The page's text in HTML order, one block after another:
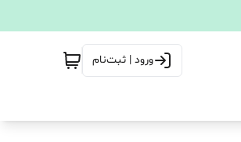
ورود | ثبت‌نام